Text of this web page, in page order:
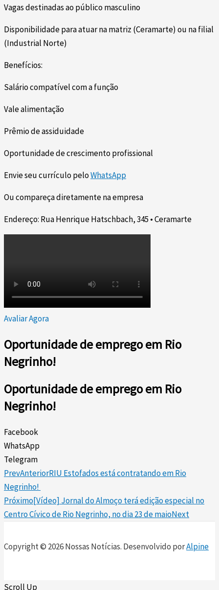
Vagas destinadas ao público masculino
Disponibilidade para atuar na matriz (Ceramarte) ou na filial
(Industrial Norte)
Benefícios:
Salário compatível com a função
Vale alimentação
Prêmio de assiduidade
Oportunidade de crescimento profissional
Envie seu currículo peloWhatsApp
Ou compareça diretamente na empresa
Endereço: Rua Henrique Hatschbach, 345 • Ceramarte
Avaliar Agora
Oportunidade de emprego em Rio
Negrinho!
Oportunidade de emprego em Rio
Negrinho!
Facebook
WhatsApp
Telegram
PrevAnteriorRIU Estofados está contratando em Rio
Negrinho!
Próximo[Vídeo] Jornal do Almoço terá edição especial no
Centro Cívico de Rio Negrinho, no dia 23 de maioNext
Copyright © 2026 Nossas Notícias. Desenvolvido porAlpine
Scroll Up